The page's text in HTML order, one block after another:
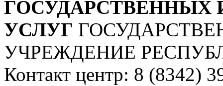
УСЛУГ
УЧРЕЖДЕНИЕ
Контакт центр: 8 (8342)